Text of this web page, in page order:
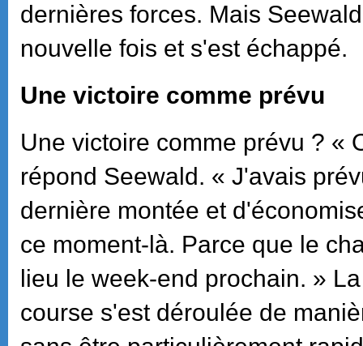
dernières forces. Mais
nouvelle fois et s'est échappé.
Une victoire comme prévu
Une victoire comme prévu ? «
répond Seewald. « J'avais
dernière montée et
ce moment-là. Parce que le
lieu le week-end prochain. »
course s'est déroulée de